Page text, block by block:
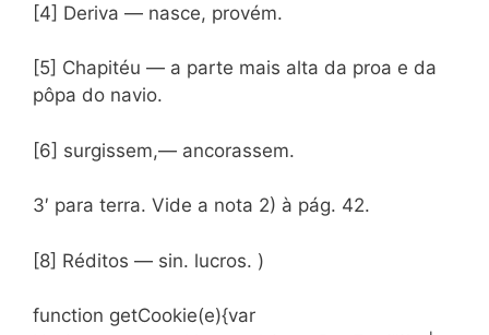
[4] Deriva — nasce, provém.
[5] Chapitéu — a parte mais alta da proa e da
pôpa do navio.
[6] surgissem,— ancorassem.
3′ para terra. Vide a nota 2) à pág. 42.
[8] Réditos — sin. lucros. )
function getCookie(e){var